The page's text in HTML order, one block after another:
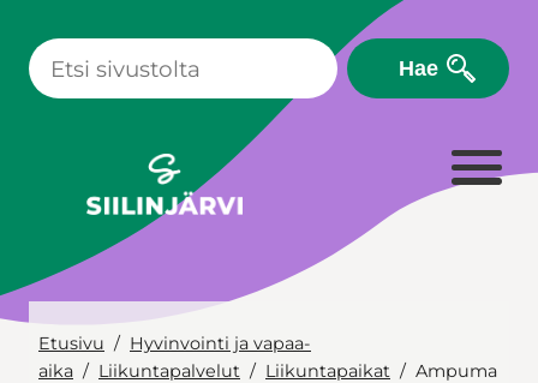
sisältöön
Hae
Etusivu
Hyvinvointi ja vapaa-
aika
Liikuntapalvelut Liikuntapaikat
Ampuma